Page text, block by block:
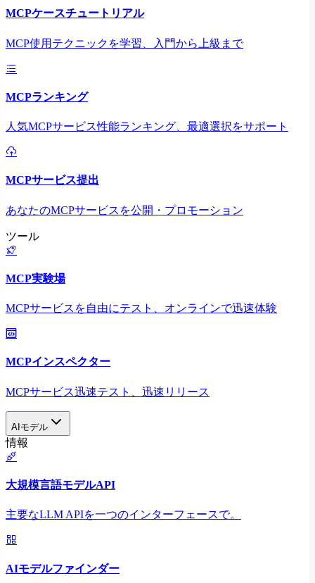
MCPケースチュートリアル
MCP使用テクニックを学習、入門から上級まで
MCPランキング
人気MCPサービス性能ランキング、最適選択をサポート
MCPサービス提出
あなたのMCPサービスを公開・プロモーション
ツール
MCP実験場
MCPサービスを自由にテスト、オンラインで迅速体験
MCPインスペクター
MCPサービス迅速テスト、迅速リリース
AIモデル
情報
大規模言語モデルAPI
主要なLLM APIを一つのインターフェースで。
AIモデルファインダー